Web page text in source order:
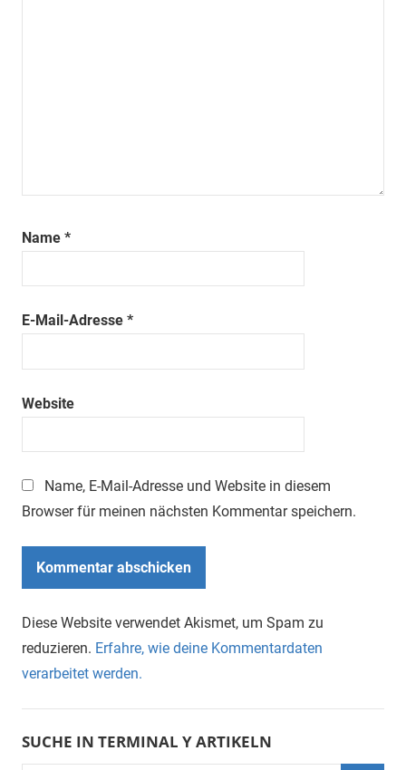
Name *
E-Mail-Adresse *
Website
Name, E-Mail-Adresse und Website in diesem
Browser für meinen nächsten Kommentar speichern.
Diese Website verwendet Akismet, um Spam zu
reduzieren. Erfahre, wie deine Kommentardaten
verarbeitet werden.
SUCHE IN TERMINAL Y ARTIKELN